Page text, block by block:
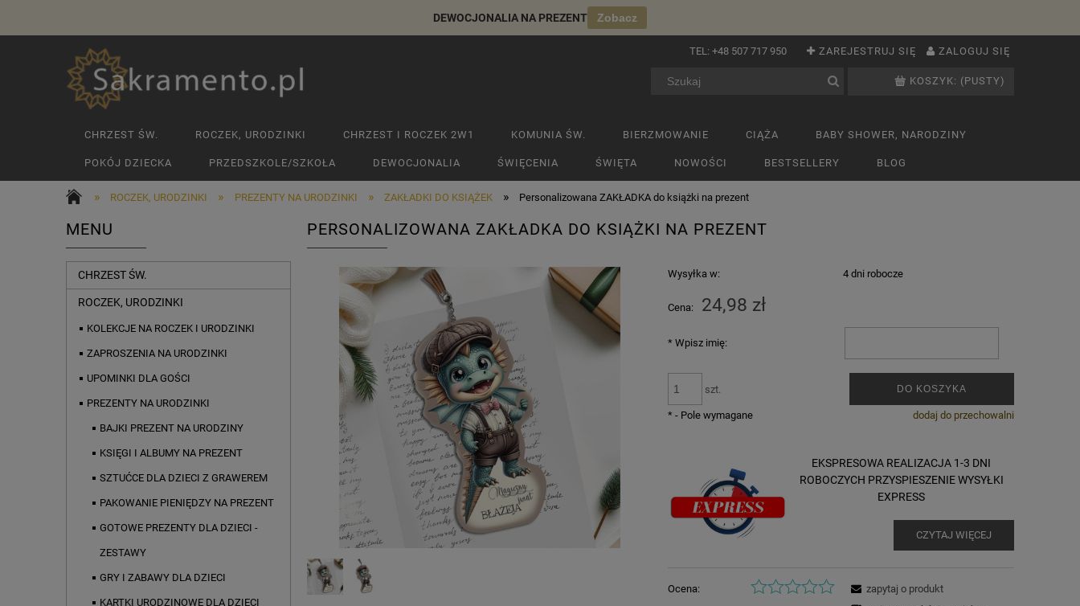
DEWOCJONALIA NA PREZENT Zobacz
ZAREJESTRUJ SIĘ ZALOGUJ SIĘ
TEL: +48 507 717 950
KOSZYK: (PUSTY)
CHRZEST ŚW. ROCZEK, URODZINKI CHRZEST I ROCZEK 2W1 KOMUNIA ŚW. BIERZMOWANIE CIĄŻA BABY SHOWER, NARODZINY
POKÓJ DZIECKA PRZEDSZKOLE/SZKOŁA DEWOCJONALIA ŚWIĘCENIA ŚWIĘTA NOWOŚCI BESTSELLERY BLOG
» ROCZEK, URODZINKI » PREZENTY NA URODZINKI » ZAKŁADKI DO KSIĄŻEK » Personalizowana ZAKŁADKA do książki na prezent
MENU
CHRZEST ŚW.
ROCZEK, URODZINKI
KOLEKCJE NA ROCZEK I URODZINKI
ZAPROSZENIA NA URODZINKI
UPOMINKI DLA GOŚCI
PREZENTY NA URODZINKI
BAJKI PREZENT NA URODZINY
KSIĘGI I ALBUMY NA PREZENT
SZTUĆCE DLA DZIECI Z GRAWEREM
PAKOWANIE PIENIĘDZY NA PREZENT
GOTOWE PREZENTY DLA DZIECI -
ZESTAWY
GRY I ZABAWY DLA DZIECI
KARTKI URODZINOWE DLA DZIECI
PERSONALIZOWANA ZAKŁADKA DO KSIĄŻKI NA PREZENT
Wysyłka w: 4 dni robocze
Cena: 24,98 zł
* Wpisz imię:
szt. DO KOSZYKA
dodaj do przechowalni
* - Pole wymagane
EKSPRESOWA REALIZACJA 1-3 DNI
ROBOCZYCH PRZYSPIESZENIE WYSYŁKI
EXPRESS
CZYTAJ WIĘCEJ
Ocena:
zapytaj o produkt